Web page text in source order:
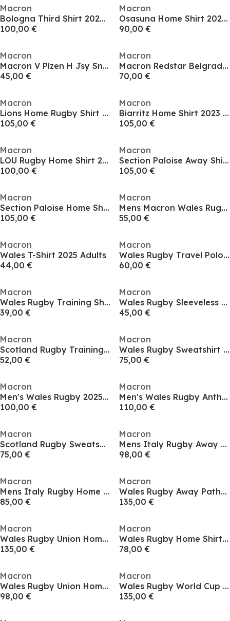
Macron
Bologna Third Shirt 2024 2025 Adults
100,00 €
Macron
Osasuna Home Shirt 2024 2025 Adults
90,00 €
Macron
Macron V Plzen H Jsy Sn51
45,00 €
Macron
Macron Redstar Belgrade Away Kit 2024 2025
70,00 €
Macron
Lions Home Rugby Shirt 2023 2024 Adults
105,00 €
Macron
Biarritz Home Shirt 2023 2024 Adults
105,00 €
Macron
LOU Rugby Home Shirt 2024 2025 Adults
100,00 €
Macron
Section Paloise Away Shirt 2023 2024.
105,00 €
Macron
Section Paloise Home Shirt 2023 2024 Adults
105,00 €
Macron
Mens Macron Wales Rugby Home Shorts 25/26
55,00 €
Macron
Wales T-Shirt 2025 Adults
44,00 €
Macron
Wales Rugby Travel Polo Shirt 2025 Adults
60,00 €
Macron
Wales Rugby Training Shirt 2025 Adults
39,00 €
Macron
Wales Rugby Sleeveless Training Shirt 2025 Adults
45,00 €
Macron
Scotland Rugby Training Shorts 2025 Adults
52,00 €
Macron
Wales Rugby Sweatshirt 2025 Adults
75,00 €
Macron
Men's Wales Rugby 2025 Full Zip Hooded Long Sleeve Bomber Jacket
100,00 €
Macron
Men's Wales Rugby Anthem Long Sleeve 2025 Jacket
110,00 €
Macron
Scotland Rugby Sweatshirt 2025 Adults
75,00 €
Macron
Mens Italy Rugby Away Shirt 2025
98,00 €
Macron
Mens Italy Rugby Home Shirt 2025
85,00 €
Macron
Wales Rugby Away Pathway Shirt 2025 Adults
135,00 €
Macron
Wales Rugby Union Home Pathway 2025 Adults
135,00 €
Macron
Wales Rugby Home Shirt 2025 Juniors
78,00 €
Macron
Wales Rugby Union Home Shirt 2025 Adults
98,00 €
Macron
Wales Rugby World Cup Home Shirt 2025 Adults
135,00 €